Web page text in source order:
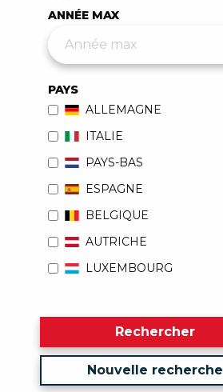
ANNÉE MAX
PAYS
ALLEMAGNE
ITALIE
PAYS-BAS
ESPAGNE
BELGIQUE
AUTRICHE
LUXEMBOURG
Rechercher
Nouvelle recherche